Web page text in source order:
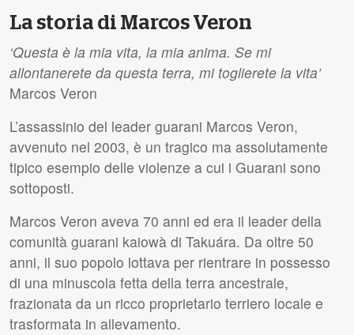
La storia di Marcos Veron
‘Questa è la mia vita, la mia anima. Se mi
allontanerete da questa terra, mi toglierete la vita’
Marcos Veron
L’assassinio del leader guarani Marcos Veron,
avvenuto nel 2003, è un tragico ma assolutamente
tipico esempio delle violenze a cui i Guarani sono
sottoposti.
Marcos Veron aveva 70 anni ed era il leader della
comunità guarani kaiowà di Takuára. Da oltre 50
anni, il suo popolo lottava per rientrare in possesso
di una minuscola fetta della terra ancestrale,
frazionata da un ricco proprietario terriero locale e
trasformata in allevamento.